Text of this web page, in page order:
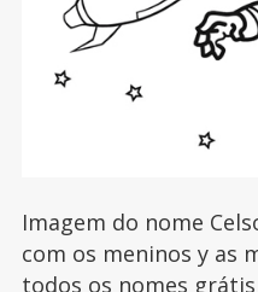
Imagem do nome
com os meninos y as
todos os nomes